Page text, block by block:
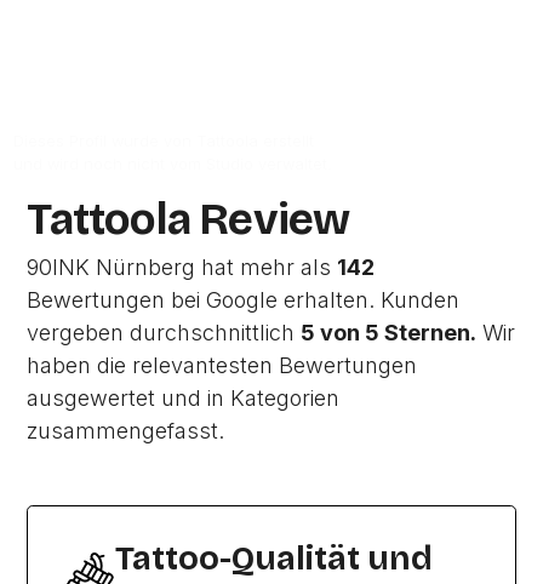
Tattoola Review
90INK Nürnberg hat mehr als 142
Bewertungen bei Google erhalten. Kunden
vergeben durchschnittlich 5 von 5 Sternen. Wir
haben die relevantesten Bewertungen
ausgewertet und in Kategorien
zusammengefasst.
Tattoo-Qualität und